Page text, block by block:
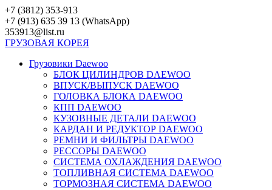
Перейти
к
контенту
+7 (3812) 353-913
+7 (913) 635 39 13 (WhatsApp)
353913@list.ru
ГРУЗОВАЯ КОРЕЯ
Грузовики Daewoo
БЛОК ЦИЛИНДРОВ DAEWOO
ВПУСК/ВЫПУСК DAEWOO
ГОЛОВКА БЛОКА DAEWOO
КПП DAEWOO
КУЗОВНЫЕ ДЕТАЛИ DAEWOO
КАРДАН И РЕДУКТОР DAEWOO
РЕМНИ И ФИЛЬТРЫ DAEWOO
РЕССОРЫ DAEWOO
СИСТЕМА ОХЛАЖДЕНИЯ DAEWOO
ТОПЛИВНАЯ СИСТЕМА DAEWOO
ТОРМОЗНАЯ СИСТЕМА DAEWOO